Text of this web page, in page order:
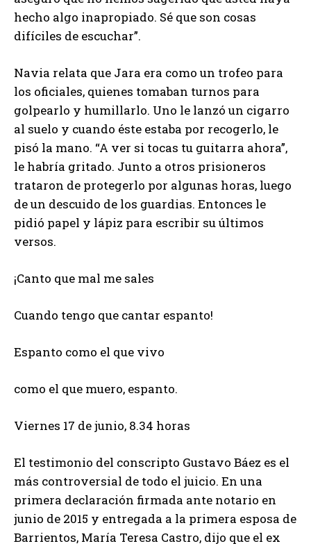
hecho algo inapropiado. Sé que son cosas
difíciles de escuchar”.
Navia relata que Jara era como un trofeo para
los oficiales, quienes tomaban turnos para
golpearlo y humillarlo. Uno le lanzó un cigarro
al suelo y cuando éste estaba por recogerlo, le
pisó la mano. “A ver si tocas tu guitarra ahora”,
le habría gritado. Junto a otros prisioneros
trataron de protegerlo por algunas horas, luego
de un descuido de los guardias. Entonces le
pidió papel y lápiz para escribir su últimos
versos.
¡Canto que mal me sales
Cuando tengo que cantar espanto!
Espanto como el que vivo
como el que muero, espanto.
Viernes 17 de junio, 8.34 horas
El testimonio del conscripto Gustavo Báez es el
más controversial de todo el juicio. En una
primera declaración firmada ante notario en
junio de 2015 y entregada a la primera esposa de
Barrientos, María Teresa Castro, dijo que el ex